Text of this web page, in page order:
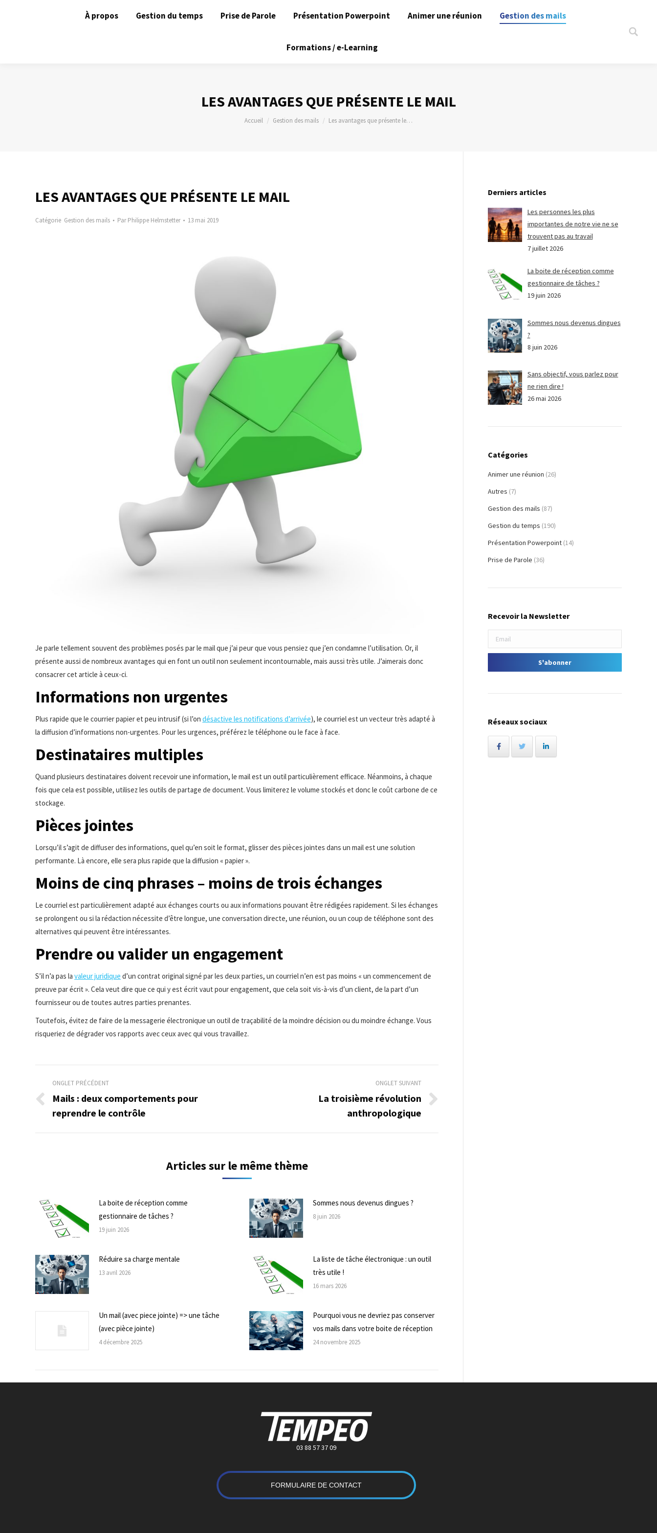
À propos Gestion du temps Prise de Parole Présentation Powerpoint Animer une réunion Gestion des mails
Formations / e-Learning
Search:
LES AVANTAGES QUE PRÉSENTE LE MAIL
Vous êtes ici :
Accueil Gestion des mails Les avantages que présente le…
LES AVANTAGES QUE PRÉSENTE LE MAIL
Catégorie Gestion des mails ParPhilippe Helmstetter 13 mai 2019
Je parle tellement souvent des problèmes posés par le mail que j’ai peur que vous pensiez que j’en condamne l’utilisation. Or, il
présente aussi de nombreux avantages qui en font un outil non seulement incontournable, mais aussi très utile. J’aimerais donc
consacrer cet article à ceux-ci.
Informations non urgentes
Plus rapide que le courrier papier et peu intrusif (si l’on désactive les notifications d’arrivée), le courriel est un vecteur très adapté à
la diffusion d’informations non-urgentes. Pour les urgences, préférez le téléphone ou le face à face.
Destinataires multiples
Quand plusieurs destinataires doivent recevoir une information, le mail est un outil particulièrement efficace. Néanmoins, à chaque
fois que cela est possible, utilisez les outils de partage de document. Vous limiterez le volume stockés et donc le coût carbone de ce
stockage.
Pièces jointes
Lorsqu’il s’agit de diffuser des informations, quel qu’en soit le format, glisser des pièces jointes dans un mail est une solution
performante. Là encore, elle sera plus rapide que la diffusion « papier ».
Moins de cinq phrases – moins de trois échanges
Le courriel est particulièrement adapté aux échanges courts ou aux informations pouvant être rédigées rapidement. Si les échanges
se prolongent ou si la rédaction nécessite d’être longue, une conversation directe, une réunion, ou un coup de téléphone sont des
alternatives qui peuvent être intéressantes.
Prendre ou valider un engagement
S’il n’a pas la valeur juridique d’un contrat original signé par les deux parties, un courriel n’en est pas moins « un commencement de
preuve par écrit ». Cela veut dire que ce qui y est écrit vaut pour engagement, que cela soit vis-à-vis d’un client, de la part d’un
fournisseur ou de toutes autres parties prenantes.
Toutefois, évitez de faire de la messagerie électronique un outil de traçabilité de la moindre décision ou du moindre échange. Vous
risqueriez de dégrader vos rapports avec ceux avec qui vous travaillez.
Navigation
de
commentaire
ONGLET PRÉCÉDENT
Onglet
précédent
Mails : deux comportements pour
reprendre le contrôle
ONGLET SUIVANT
La troisième révolution
anthropologique
Articles sur le même thème
La boite de réception comme
gestionnaire de tâches ?
19 juin 2026
Sommes nous devenus dingues ?
8 juin 2026
Réduire sa charge mentale
13 avril 2026
La liste de tâche électronique : un outil
très utile !
16 mars 2026
Un mail (avec piece jointe) => une tâche
(avec pièce jointe)
4 décembre 2025
Pourquoi vous ne devriez pas conserver
vos mails dans votre boite de réception
24 novembre 2025
Derniers articles
Les personnes les plus
importantes de notre vie ne se
trouvent pas au travail
7 juillet 2026
La boite de réception comme
gestionnaire de tâches ?
19 juin 2026
Sommes nous devenus dingues
?
8 juin 2026
Sans objectif, vous parlez pour
ne rien dire !
26 mai 2026
Catégories
Animer une réunion (26)
Autres (7)
Gestion des mails (87)
Gestion du temps (190)
Présentation Powerpoint (14)
Prise de Parole (36)
Recevoir la Newsletter
Réseaux sociaux
03 88 57 37 09
FORMULAIRE DE CONTACT